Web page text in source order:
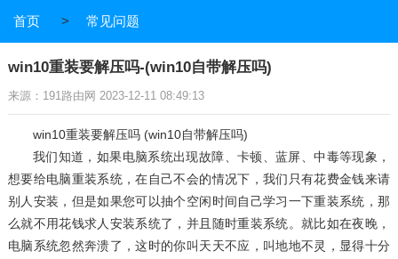
首页 > 常见问题
win10重装要解压吗-(win10自带解压吗)
来源：191路由网 2023-12-11 08:49:13
win10重装要解压吗 (win10自带解压吗)
我们知道，如果电脑系统出现故障、卡顿、蓝屏、中毒等现象，
想要给电脑重装系统，在自己不会的情况下，我们只有花费金钱来请
别人安装，但是如果您可以抽个空闲时间自己学习一下重装系统，那
么就不用花钱求人安装系统了，并且随时重装系统。就比如在夜晚，
电脑系统忽然奔溃了，这时的你叫天天不应，叫地地不灵，显得十分